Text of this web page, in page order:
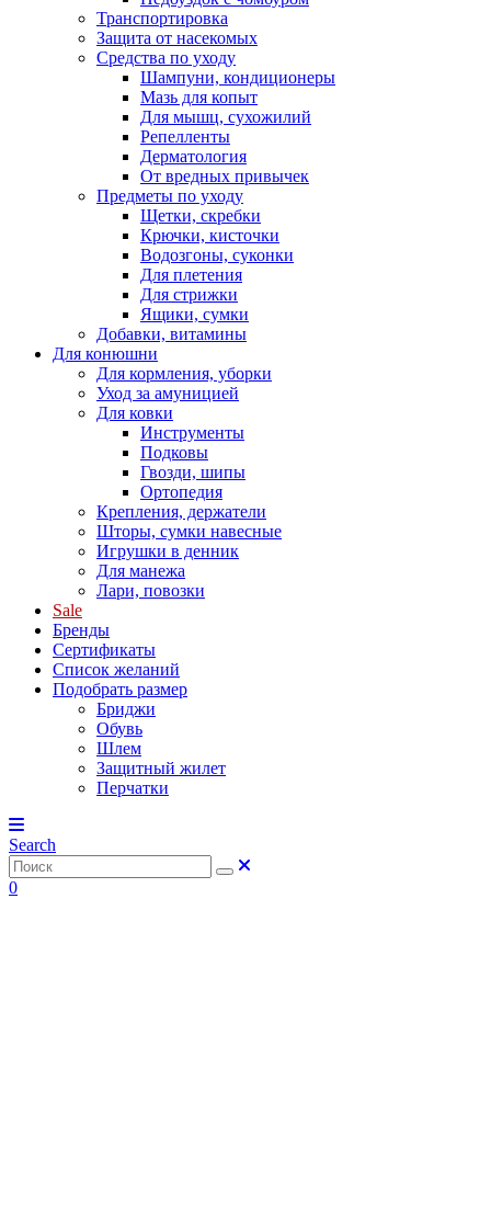
Транспортировка
Защита от насекомых
Средства по уходу
Шампуни, кондиционеры
Мазь для копыт
Для мышц, сухожилий
Репелленты
Дерматология
От вредных привычек
Предметы по уходу
Щетки, скребки
Крючки, кисточки
Водозгоны, суконки
Для плетения
Для стрижки
Ящики, сумки
Добавки, витамины
Для конюшни
Для кормления, уборки
Уход за амуницией
Для ковки
Инструменты
Подковы
Гвозди, шипы
Ортопедия
Крепления, держатели
Шторы, сумки навесные
Игрушки в денник
Для манежа
Лари, повозки
Sale
Бренды
Сертификаты
Список желаний
Подобрать размер
Бриджи
Обувь
Шлем
Защитный жилет
Перчатки
Search
0